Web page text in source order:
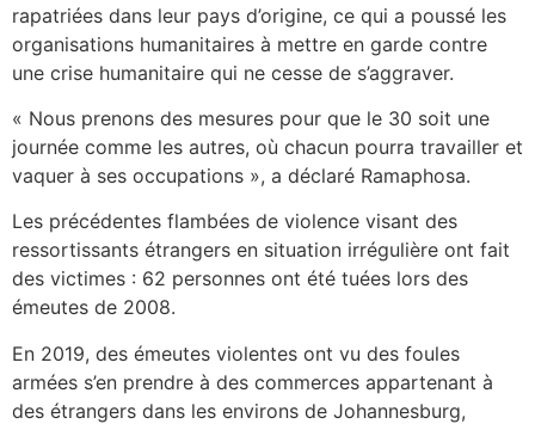
rapatriées dans leur pays d’origine, ce qui a poussé les
organisations humanitaires à mettre en garde contre
une crise humanitaire qui ne cesse de s’aggraver.
« Nous prenons des mesures pour que le 30 soit une
journée comme les autres, où chacun pourra travailler et
vaquer à ses occupations », a déclaré Ramaphosa.
Les précédentes flambées de violence visant des
ressortissants étrangers en situation irrégulière ont fait
des victimes : 62 personnes ont été tuées lors des
émeutes de 2008.
En 2019, des émeutes violentes ont vu des foules
armées s’en prendre à des commerces appartenant à
des étrangers dans les environs de Johannesburg,